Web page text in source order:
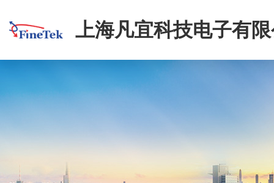
上海凡宜科技电子有